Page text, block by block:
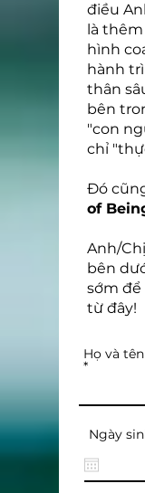
điều
là
hình
hành
thân
bên
"con
chỉ
Đó
of
Anh/
bên
sớm
từ đây!
Họ và
Ngày